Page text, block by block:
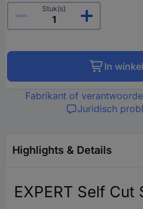
Stuk(s)
In
Fabrikant of
Juridisch
Highlights & Details
EXPERT Self